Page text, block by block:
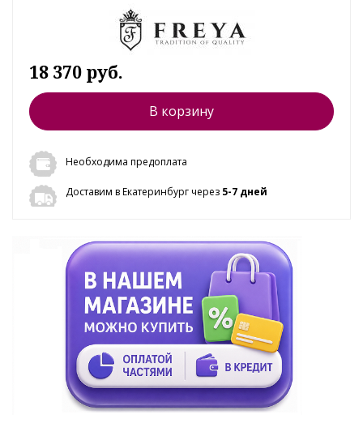
18 370 руб.
В корзину
Необходима предоплата
Доставим в Екатеринбург через 5-7 дней